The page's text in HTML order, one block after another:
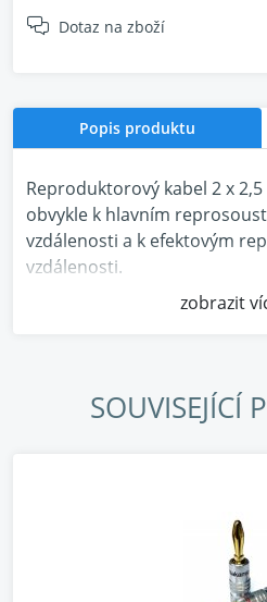
Dotaz na zboží
Popis produktu
Reproduktorový kabel 2 x
obvykle k hlavním
vzdálenosti a k efektovým
vzdálenosti.
zobrazit
SOUVISEJÍCÍ